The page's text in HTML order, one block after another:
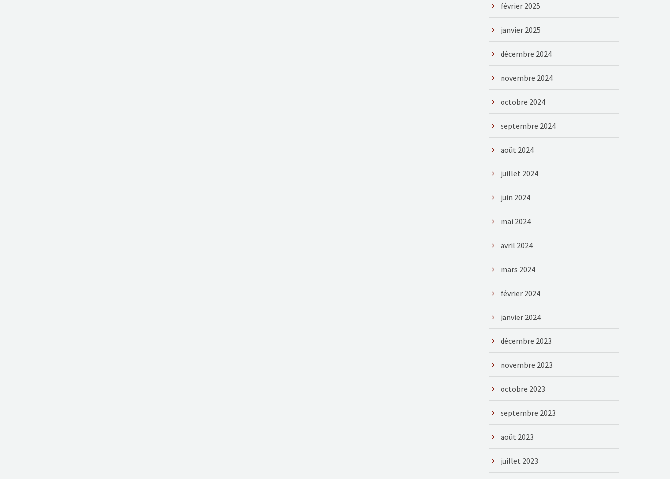
février 2025
janvier 2025
décembre 2024
novembre 2024
octobre 2024
septembre 2024
août 2024
juillet 2024
juin 2024
mai 2024
avril 2024
mars 2024
février 2024
janvier 2024
décembre 2023
novembre 2023
octobre 2023
septembre 2023
août 2023
juillet 2023